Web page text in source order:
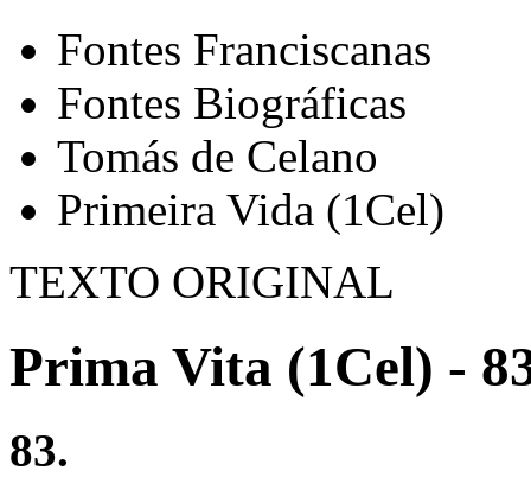
Fontes Franciscanas
Fontes Biográficas
Tomás de Celano
Primeira Vida (1Cel)
TEXTO ORIGINAL
Prima Vita (1Cel) -
83.